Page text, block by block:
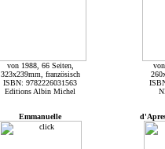
von 1988, 66 Seiten,
323x239mm, französisch
ISBN: 9782226031563
Editions Albin Michel
Emmanuelle